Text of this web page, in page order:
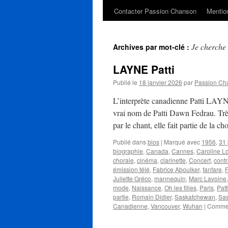
Contacter Passion Chanson
Archives par mot-clé : Je
LAYNE Patti
Publié le 18 janvier 2026 par Passion
L’interprète canadienne Patti
vrai nom de Patti Dawn Fedrau.
par le chant, elle fait partie de la
Publié dansbios | Marqué avec 1956, 31
biographie, Canada, Cannes, Caroline
chorale, cinéma, clarinette, Concert,
émission télé, Fabrice Aboulker, fanfare,
Juliette Gréco, mannequin, Marc Lavoine,
mode, Naissance, Oh les filles, Paris,
partie, Romain Didier, Saskatchewan,
Canadienne, Vancouver, Wuhan |